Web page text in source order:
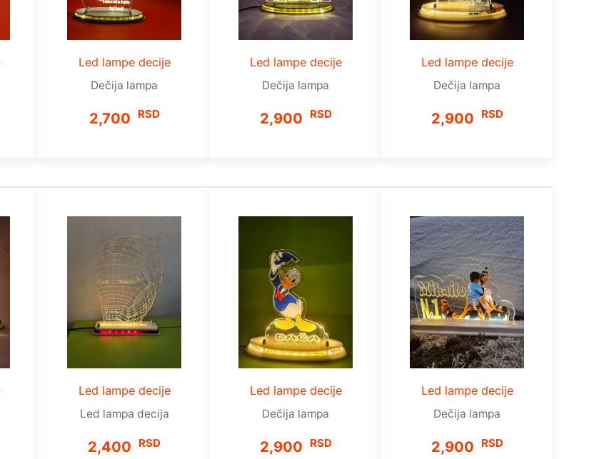
Led lampe decije
Dečija lampa
2,700 RSD
Led lampe decije
Dečija lampa
2,900 RSD
Led lampe decije
Dečija lampa
2,900 RSD
Led lampe decije
Led lampa decija
2,400 RSD
Led lampe decije
Dečija lampa
2,900 RSD
Led lampe decije
Dečija lampa
2,900 RSD